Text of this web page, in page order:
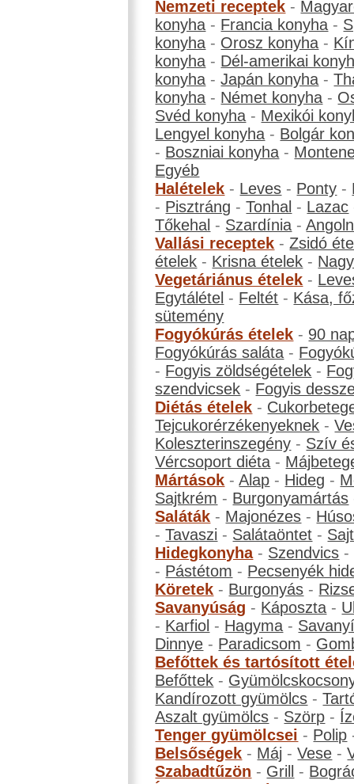
Nemzeti receptek -
konyha - Francia konyha -
konyha - Orosz konyha -
konyha - Dél-amerikai
konyha -Japán konyha -
konyha - Német konyha -
Svéd konyha - Mexikói
Lengyel konyha - Bolgár
- Boszniai konyha -
Egyéb
Halételek - Leves - Ponty -
- Pisztráng -Tonhal - Lazac
Tőkehal - Szardínia -
Vallási receptek -Zsidó
ételek - Krisna ételek -
Vegetáriánus ételek -
Egytálétel - Feltét - Kása,
sütemény
Fogyókúrás ételek - 90
Fogyókúrás saláta -
- Fogyis zöldségételek -
szendvicsek - Fogyis
Diétás ételek -
Tejcukorérzékenyeknek -
Koleszterinszegény - Szív
Vércsoport diéta -
Mártások -Alap - Hideg -
Sajtkrém - Burgonyamártás
Saláták - Majonézes -
-Tavaszi - Salátaöntet -
Hidegkonyha- Szendvics -
- Pástétom - Pecsenyék
Köretek - Burgonyás -
Savanyúság - Káposzta -
- Karfiol - Hagyma -
Dinnye - Paradicsom -
Befőttek és tartósított
Befőttek -
Kandírozott gyümölcs -
Aszalt gyümölcs - Szörp -
Tenger gyümölcsei - Polip
Belsőségek - Máj -Vese -
Szabadtűzön - Grill -